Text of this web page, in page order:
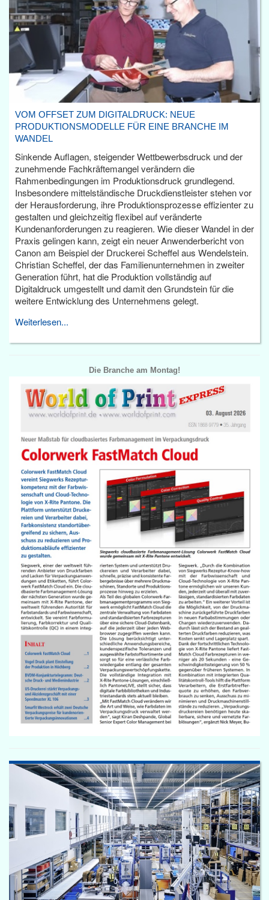
VOM OFFSET ZUM DIGITALDRUCK: NEUE
PRODUKTIONSMODELLE FÜR EINE BRANCHE IM
WANDEL
Sinkende Auflagen, steigender Wettbewerbsdruck und der
zunehmende Fachkräftemangel verändern die
Rahmenbedingungen im Produktionsdruck grundlegend.
Insbesondere mittelständische Druckdienstleister stehen vor
der Herausforderung, ihre Produktionsprozesse effizienter zu
gestalten und gleichzeitig flexibel auf veränderte
Kundenanforderungen zu reagieren. Wie dieser Wandel in der
Praxis gelingen kann, zeigt ein neuer Anwenderbericht von
Canon am Beispiel der Druckerei Scheffel aus Wendelstein.
Christian Scheffel, der das Familienunternehmen in zweiter
Generation führt, hat die Produktion vollständig auf
Digitaldruck umgestellt und damit den Grundstein für die
weitere Entwicklung des Unternehmens gelegt.
Weiterlesen...
Die Branche am Montag!